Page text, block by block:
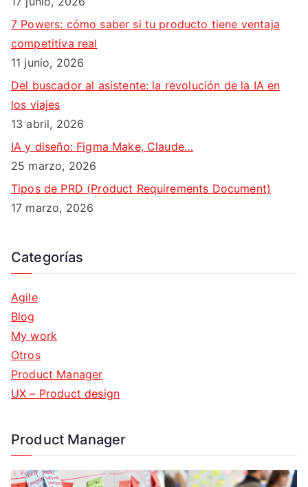
7 Powers: cómo saber si tu producto tiene ventaja
competitiva real
11 junio, 2026
Del buscador al asistente: la revolución de la IA en
los viajes
13 abril, 2026
IA y diseño: Figma Make, Claude…
25 marzo, 2026
Tipos de PRD (Product Requirements Document)
17 marzo, 2026
Categorías
Agile
Blog
My work
Otros
Product Manager
UX – Product design
Product Manager